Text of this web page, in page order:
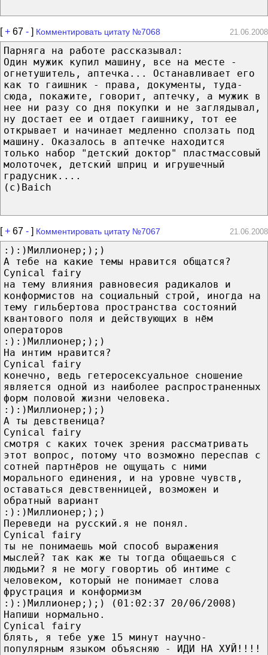
[+ 67 - ] Комментировать цитату №7068 21.06.2008
Парняга на работе рассказывал:
Один мужик купил машину, все на месте -
огнетушитель, аптечка... Останавливает его
как то гаишник - права, документы, туда-
сюда, покажите, говорит, аптечку, а мужик в
нее ни разу со дня покупки и не заглядывал,
ну достает ее и отдает гаишнику, тот ее
открывает и начинает медленно сползать под
машину. Оказалось в аптечке находится
только набор "детский доктор" пластмассовый
молоточек, детский шприц и игрушечный
градусник....
(с)Baich
[+ 67 - ] Комментировать цитату №7067 21.06.2008
:):)Миллионер;);)
А тебе на какие темы нравится общатся?
Cynical fairy
на тему влияния равновесия радикалов и
конформистов на социальный строй, иногда на
тему гильбертова пространства состояний
квантового поля и действующих в нём
операторов
:):)Миллионер;);)
На интим нравится?
Cynical fairy
конечно, ведь гетеросексуальное сношение
является одной из наиболее распространенных
форм половой жизни человека.
:):)Миллионер;);)
А ты девственица?
Cynical fairy
смотря с каких точек зрения рассматривать
этот вопрос, потому что возможно переспав с
сотней партнёров не ощущать с ними
морального единения, и на уровне чувств,
оставаться девственницей, возможен и
обратный вариант
:):)Миллионер;);)
Переведи на русский.я не понял.
Cynical fairy
ты не понимаешь мой способ выражения
мыслей? так как же ты тогда общаешься с
людьми? я не могу говортиь об интиме с
человеком, который не понимает слова
фрустрация и конформизм
:):)Миллионер;);) (01:02:37 20/06/2008)
Напиши нормально.
Cynical fairy
блять, я тебе уже 15 минут научно-
популярным языком объясняю - ИДИ НА ХУЙ!!!!